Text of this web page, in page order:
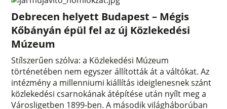
Debrecen helyett Budapest – Mégis
Kőbányán épül fel az új Közlekedési
Múzeum
Stílszerűen szólva: a Közlekedési Múzeum
történetében nem egyszer állították át a váltókat. Az
intézmény a millenniumi kiállítás ideiglenesnek szánt
közlekedési csarnokának átépítése után nyílt meg a
Városligetben 1899-ben. A második világháborúban